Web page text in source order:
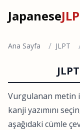
Japanese
Ana Sayfa / JLPT
Vurgulanan metin
kanji yazımını
aşağıdaki cümle